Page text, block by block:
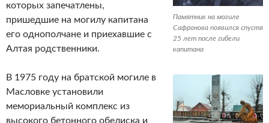
Памятник на могиле
Сафронова появился спустя
25 лет после гибели
капитана
которых запечатлены,
пришедшие на могилу капитана
его однополчане и приехавшие с
Алтая родственники.
В 1975 году на братской могиле в
Масловке установили
мемориальный комплекс из
высокого бетонного обелиска и